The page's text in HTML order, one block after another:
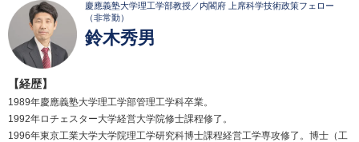
慶應義塾大学理工学部教授／内閣府 上席科学技術政策フェロー
（非常勤）
鈴木秀男
【経歴】
1989年慶應義塾大学理工学部管理工学科卒業。
1992年ロチェスター大学経営大学院修士課程修了。
1996年東京工業大学大学院理工学研究科博士課程経営工学専攻修了。博士（工